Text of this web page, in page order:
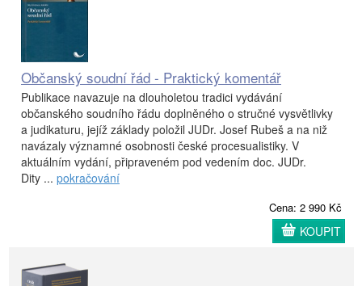
Občanský soudní řád - Praktický komentář
Publikace navazuje na dlouholetou tradici vydávání
občanského soudního řádu doplněného o stručné vysvětlivky
a judikaturu, jejíž základy položil JUDr. Josef Rubeš a na niž
navázaly významné osobnosti české procesualistiky. V
aktuálním vydání, připraveném pod vedením doc. JUDr.
Dity ... pokračování
Cena: 2 990 Kč
KOUPIT